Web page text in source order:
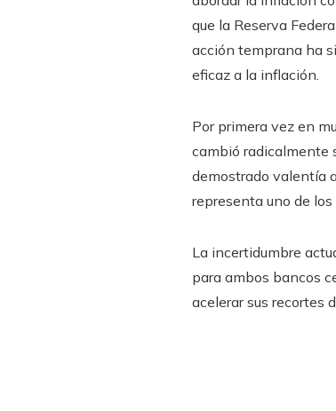
que la Reserva
acción temprana ha
eficaz a la inflación.
Por primera vez en
cambió radicalmente
demostrado valentía
representa uno de
La incertidumbre
para ambos bancos
acelerar sus recortes